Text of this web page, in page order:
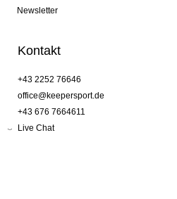
Newsletter
Kontakt
+43 2252 76646
office@keepersport.de
+43 676 7664611
Live Chat